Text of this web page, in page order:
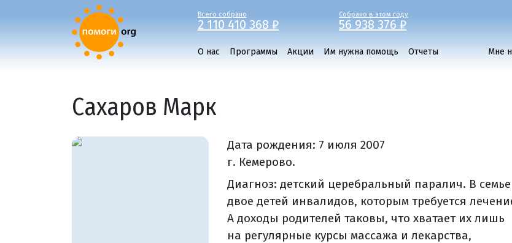
Всего собрано
2 110 410 368 ₽
Собрано в этом году
56 938 376 ₽
О нас Программы Акции Им нужна помощь Отчеты Мне
Сахаров Марк
Дата рождения: 7 июля 2007
г. Кемерово.
Диагноз: детский церебральный паралич. В семье
двое детей инвалидов, которым требуется
А доходы родителей таковы, что хватает их лишь
на регулярные курсы массажа и лекарства,